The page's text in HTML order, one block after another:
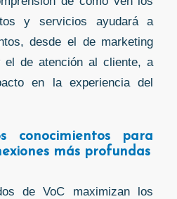
y servicios ayudará a
desde el de marketing
de atención al cliente, a
en la experiencia del
conocimientos para
más profundas
de VoC maximizan los